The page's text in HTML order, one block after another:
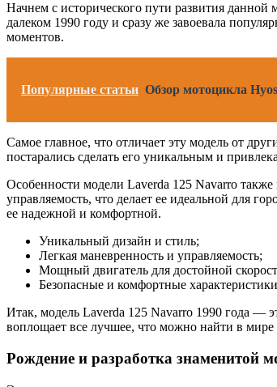
Начнем с исторического пути развития
далеком 1990 году и сразу же завоевала
моментов.
Популярные статьи Обзор мотоцикла
Самое главное, что отличает эту модель от
постарались сделать его уникальным и
Особенности модели Laverda 125 Navarro
управляемость, что делает ее идеальной для
ее надежной и комфортной.
Уникальный дизайн и стиль;
Легкая маневренность и управляемость;
Мощный двигатель для достойной
Безопасные и комфортные
Итак, модель Laverda 125 Navarro 1990 года —
воплощает все лучшее, что можно найти в мире
Рождение и разработка знаменитой